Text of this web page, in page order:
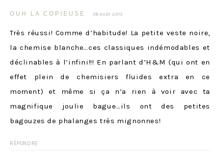
OUH LA COPIEUSE 28 août 2013
Très réussi! Comme d’habitude! La petite veste noire,
la chemise blanche…ces classiques indémodables et
déclinables à l’infini!!! En parlant d’H&M (qui ont en
effet plein de chemisiers fluides extra en ce
moment) et même si ça n’a rien à voir avec ta
magnifique joulie bague…ils ont des petites
bagouzes de phalanges très mignonnes!
RÉPONDRE